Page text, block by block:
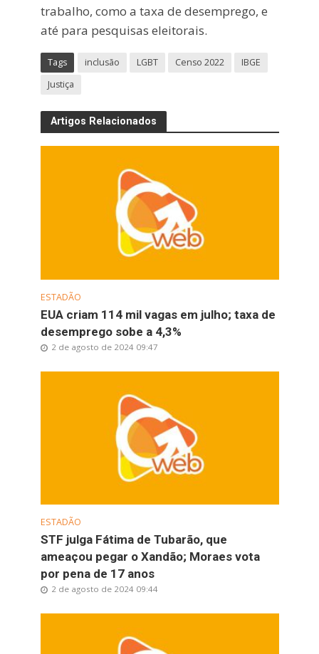
trabalho, como a taxa de desemprego, e
até para pesquisas eleitorais.
Tags inclusão LGBT Censo 2022
IBGE
Justiça
Artigos Relacionados
ESTADÃO
EUA criam 114 mil vagas em julho; taxa de
desemprego sobe a 4,3%
2 de agosto de 2024 09:47
ESTADÃO
STF julga Fátima de Tubarão, que
ameaçou pegar o Xandão; Moraes vota
por pena de 17 anos
2 de agosto de 2024 09:44